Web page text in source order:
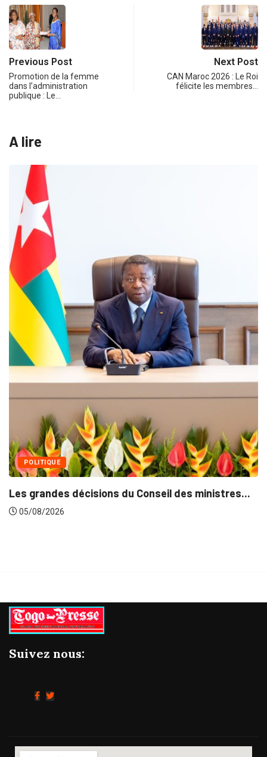
Previous Post
Promotion de la femme
dans l’administration
publique : Le…
Next Post
CAN Maroc 2026 : Le Roi
félicite les membres…
A lire
ministres...
MÉDIAS
Fin du programme CIPCC 2026 de
Suivez nous: